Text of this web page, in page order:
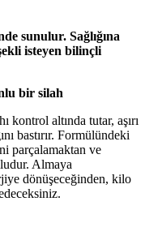
sunulur. Sağlığına
isteyen bilinçli
bir silah
altında tutar, aşırı
bastırır. Formülündeki
parçalamaktan ve
Almaya
dönüşeceğinden, kilo